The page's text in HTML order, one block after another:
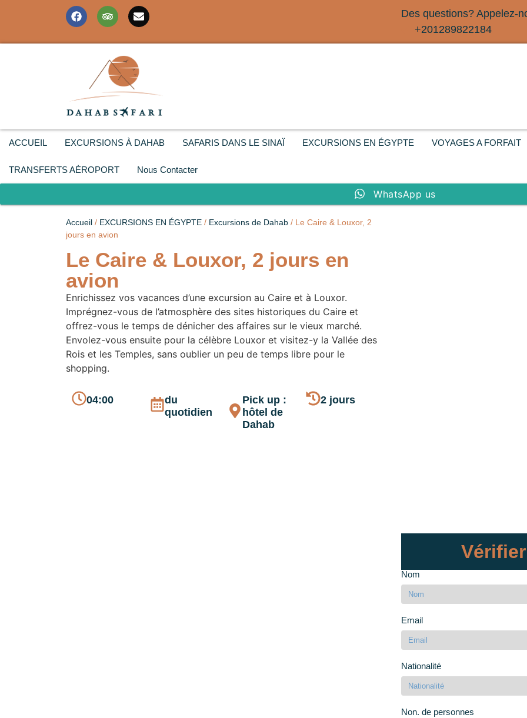
Des questions? Appelez-
+201289822184
ACCUEIL EXCURSIONS À DAHAB SAFARIS DANS LE SINAÏ EXCURSIONS EN ÉGYPTE VOYAGES A FORFAIT
TRANSFERTS AĖROPORT Nous Contacter
WhatsApp us
Accueil / EXCURSIONS EN ÉGYPTE / Excursions de Dahab / Le Caire & Louxor, 2
jours en avion
Le Caire & Louxor, 2 jours en
avion
Enrichissez vos vacances d’une excursion au Caire et à Louxor.
Imprégnez-vous de l’atmosphère des sites historiques du Caire et
offrez-vous le temps de dénicher des affaires sur le vieux marché.
Envolez-vous ensuite pour la célèbre Louxor et visitez-y la Vallée des
Rois et les Temples, sans oublier un peu de temps libre pour le
shopping.
04:00
du
quotidien
Pick up :
hôtel de
Dahab
2 jours
Nom
Email
Nationalité
Non. de personnes